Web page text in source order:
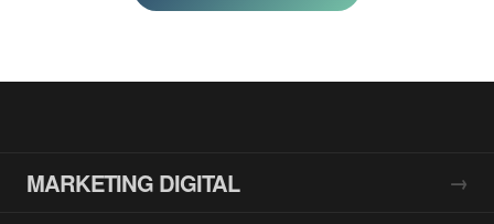
MARKETING DIGITAL